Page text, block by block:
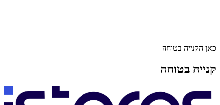
כאן הקנייה בטוחה
קנייה בטוחה